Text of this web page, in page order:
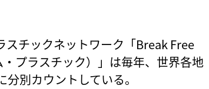
チックネットワーク「Break Free
プラスチック）」は毎年、世界各地
別カウントしている。